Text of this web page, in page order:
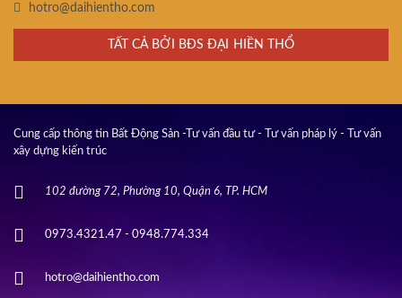
hotro@daihientho.com
TẤT CẢ BỞI BĐS ĐẠI HIỀN THỔ
Cung cấp thông tin Bất Động Sản -Tư vấn đầu tư - Tư vấn pháp lý - Tư vấn
xây dựng kiến trúc
102 đường 72, Phường 10, Quận 6, TP. HCM
0973.4321.47 - 0948.774.334
hotro@daihientho.com